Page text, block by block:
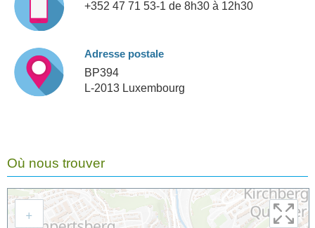
+352 47 71 53-1 de 8h30 à 12h30
Adresse postale
BP394
L-2013 Luxembourg
Où nous trouver
+